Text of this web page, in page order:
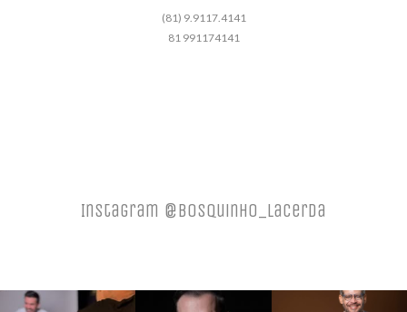
(81) 9.9117.4141
81 991174141
Instagram @bosquinho_lacerda